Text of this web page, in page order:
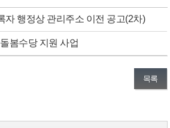
자 행정상 관리주소 이전 공고(2차)
봄수당 지원 사업
목록